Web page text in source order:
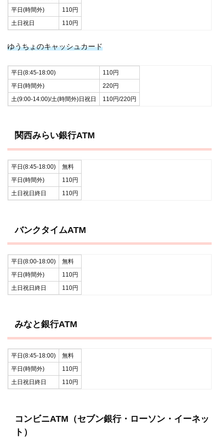
平日(時間外)
110円
土日祝日
110円
ゆうちょのキャッシュカード
平日(8:45-18:00)
110円
平日(時間外)
220円
土(9:00-14:00)/土(時間外)日祝日
110円/220円
関西みらい銀行ATM
平日(8:45-18:00)
無料
平日(時間外)
110円
土日祝日終日
110円
バンクタイムATM
平日(8:00-18:00)
無料
平日(時間外)
110円
土日祝日終日
110円
みなと銀行ATM
平日(8:45-18:00)
無料
平日(時間外)
110円
土日祝日終日
110円
コンビニATM（セブン銀行・ローソン・イーネッ
ト）